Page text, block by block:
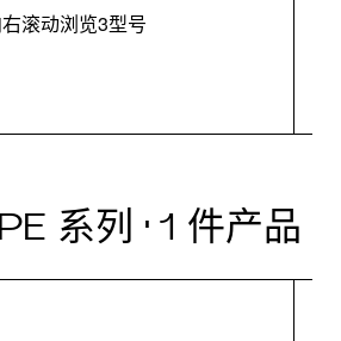
滚动浏览3型号
系列 · 1 件产品